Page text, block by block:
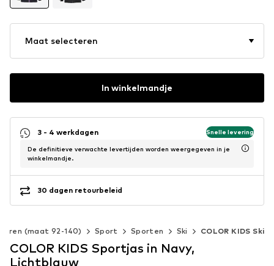
Maat selecteren
In winkelmandje
3 - 4 werkdagen Snelle levering
De definitieve verwachte levertijden worden weergegeven in je
winkelmandje.
30 dagen retourbeleid
(maat 92-140) Sport Sporten Ski COLOR KIDS Ski
COLOR KIDS Sportjas in Navy,
Lichtblauw